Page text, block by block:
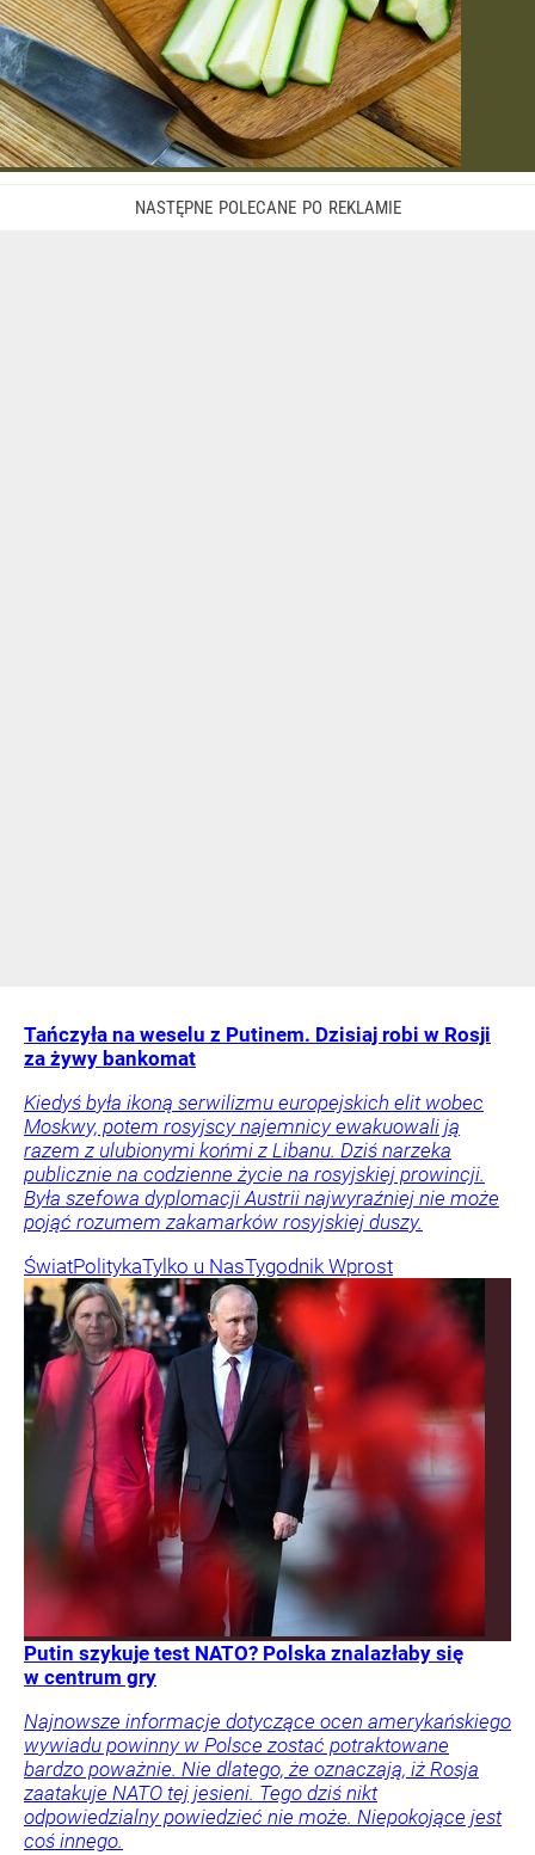
Tańczyła na weselu z Putinem. Dzisiaj robi w Rosji
za żywy bankomat
Kiedyś była ikoną serwilizmu europejskich elit wobec
Moskwy, potem rosyjscy najemnicy ewakuowali ją
razem z ulubionymi końmi z Libanu. Dziś narzeka
publicznie na codzienne życie na rosyjskiej prowincji.
Była szefowa dyplomacji Austrii najwyraźniej nie może
pojąć rozumem zakamarków rosyjskiej duszy.
ŚwiatPolitykaTylko u NasTygodnik Wprost
Putin szykuje test NATO? Polska znalazłaby się
w centrum gry
Najnowsze informacje dotyczące ocen amerykańskiego
wywiadu powinny w Polsce zostać potraktowane
bardzo poważnie. Nie dlatego, że oznaczają, iż Rosja
zaatakuje NATO tej jesieni. Tego dziś nikt
odpowiedzialny powiedzieć nie może. Niepokojące jest
coś innego.